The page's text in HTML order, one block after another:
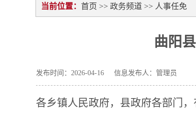
当前位置： 首页 >> 政务频道 >> 人事任免
曲阳
发布时间：2026-04-16 信息发布人：管理员
各乡镇人民政府，县政府各部门，